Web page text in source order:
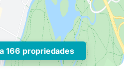
166 propriedades